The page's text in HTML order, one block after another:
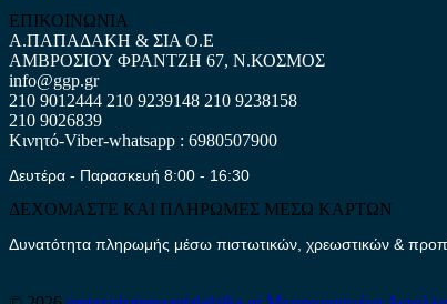
ΕΠΙΚΟΙΝΩΝΙΑ
Α.ΠΑΠΑΔΑΚΗ & ΣΙΑ Ο.Ε
ΑΜΒΡΟΣΙΟΥ ΦΡΑΝΤΖΗ 67, Ν.ΚΟΣΜΟΣ
info@ggp.gr
210 9012444 210 9239148 210 9238158
210 9026839
Κινητό-Viber-whatsapp : 6980507900
Δευτέρα - Παρασκευή 8:00 - 16:30
ΔΕΧΟΜΑΣΤΕ ΚΑΙ ΠΛΗΡΩΜΕΣ ΜΕΣΩ ΚΑΡΤΩΝ
Δυνατότητα πληρωμής μέσω πιστωτικών, χρεωστικών &